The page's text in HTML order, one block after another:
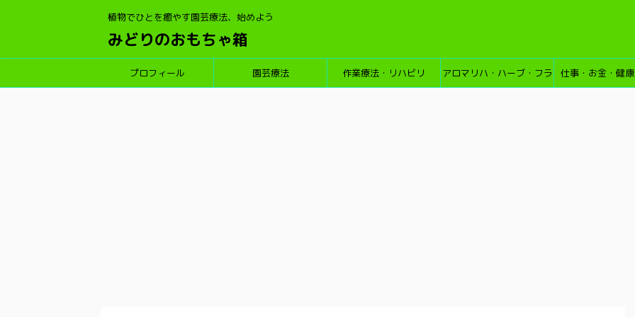
植物でひとを癒やす園芸療法、始めよう
みどりのおもちゃ箱
プロフィール 園芸療法 作業療法・リハビリ アロマリハ・ハーブ・フラ 仕事・お金・健